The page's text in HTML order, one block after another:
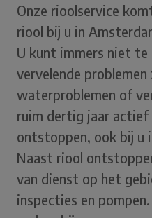
Onze rioolservice
riool bij u in
U kunt immers niet
vervelende
waterproblemen of
ruim dertig jaar actief
ontstoppen, ook bij u
Naast riool
van dienst op het
inspecties en